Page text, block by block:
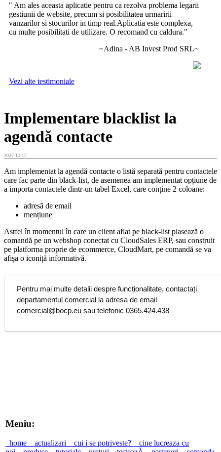
" Am ales aceasta aplicatie pentru ca rezolva problema legarii
gestiunii de website, precum si posibilitatea urmaririi
vanzarilor si stocurilor in timp real.Aplicatia este complexa,
cu multe posibilitati de utilizare. O recomand cu caldura."
~Adina - AB Invest Prod SRL~
Vezi alte testimoniale
Implementare blacklist la
agendă contacte
2022-12-12
Am implementat la agendă contacte o listă separată pentru contactele
care fac parte din black-list, de asemenea am implementat opțiune de
a importa contactele dintr-un tabel Excel, care conține 2 coloane:
adresă de email
mențiune
Astfel în momentul în care un client aflat pe black-list plasează o
comandă pe un webshop conectat cu CloudSales ERP, sau construit
pe platforma proprie de ecommerce, CloudMart, pe comandă se va
afișa o iconiță informativă.
Pentru mai multe detalii despre funcționalitate, contactați
departamentul comercial la adresa de email
comercial@bocp.eu sau telefonic 0365.424.438
Meniu:
home actualizari cui i se potriveste?
cine lucreaza cu